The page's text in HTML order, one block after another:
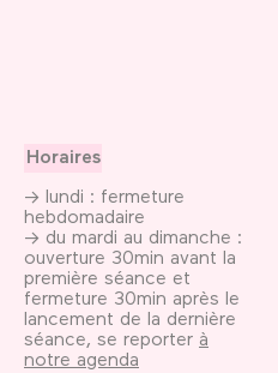
Horaires
→ lundi : fermeture
hebdomadaire
→ du mardi au dimanche :
ouverture 30min avant la
première séance et
fermeture 30min après le
lancement de la dernière
séance, se reporter à
notre agenda